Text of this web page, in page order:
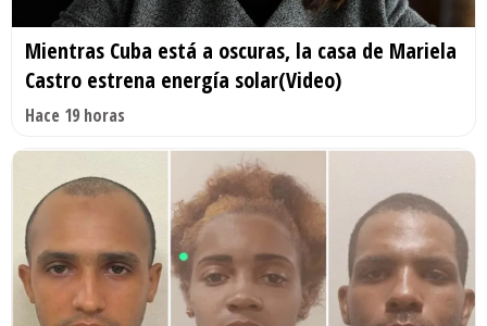
Mientras Cuba está a oscuras, la casa de Mariela
Castro estrena energía solar(Video)
Hace 19 horas